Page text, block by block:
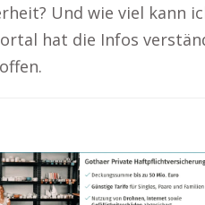
Und wie viel kann
hat die Infos